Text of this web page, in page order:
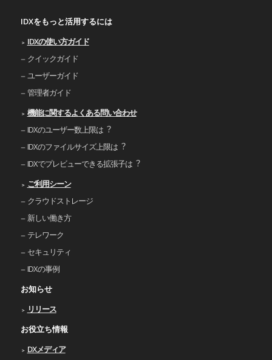
IDXをもっと活用するには
IDXの使い⽅ガイド
クイックガイド
ユーザーガイド
管理者ガイド
機能に関するよくある問い合わせ
IDXのユーザー数上限は︖
IDXのファイルサイズ上限は︖
IDXでプレビューできる拡張⼦は︖
ご利⽤シーン
クラウドストレージ
新しい働き⽅
テレワーク
セキュリティ
IDXの事例
お知らせ
リリース
お役立ち情報
DXメディア